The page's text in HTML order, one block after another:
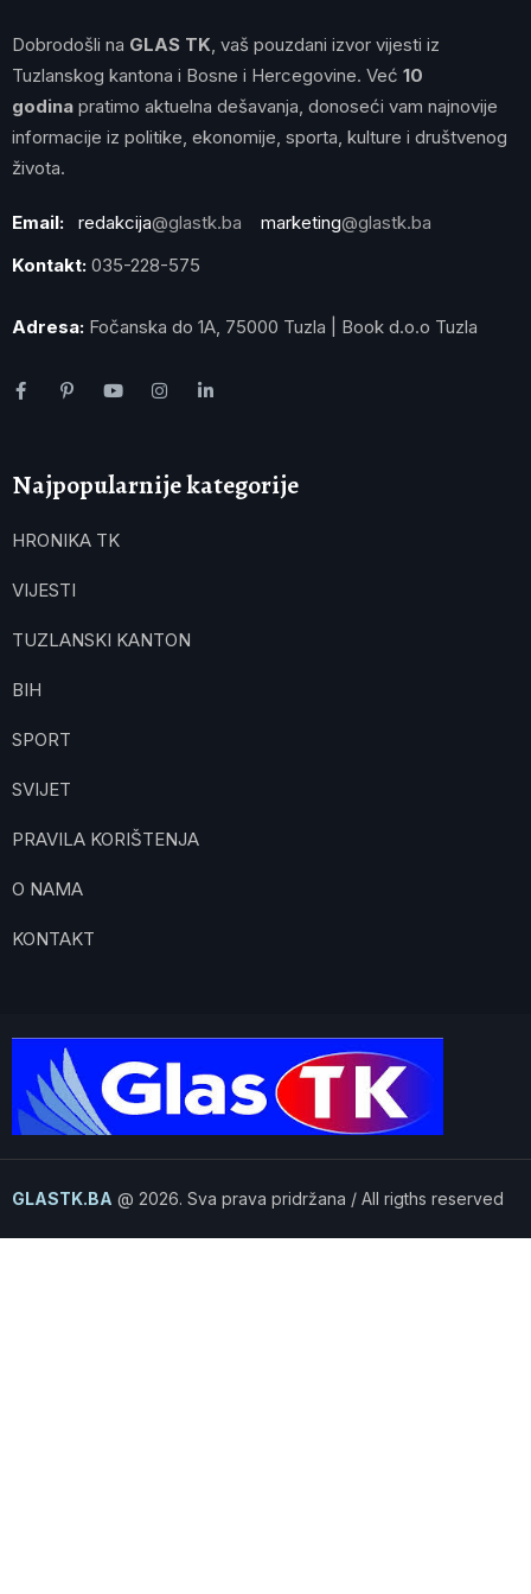
Dobrodošli na GLAS TK , vaš pouzdani izvor vijesti iz
Tuzlanskog kantona i Bosne i Hercegovine. Već 10
godina pratimo aktuelna dešavanja, donoseći vam najnovije
informacije iz politike, ekonomije, sporta, kulture i društvenog
života.
Email: redakcija@glastk.ba marketing@glastk.ba
Kontakt: 035-228-575
Adresa: Fočanska do 1A, 75000 Tuzla | Book d.o.o Tuzla
Najpopularnije kategorije
HRONIKA TK
VIJESTI
TUZLANSKI KANTON
BIH
SPORT
SVIJET
PRAVILA KORIŠTENJA
O NAMA
KONTAKT
GLASTK.BA @ 2026. Sva prava pridržana / All rigths reserved